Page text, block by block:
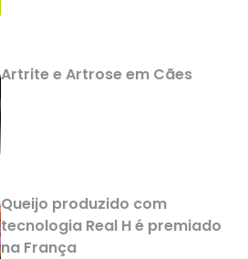
Artrite e Artrose em Cães
Queijo produzido com
tecnologia Real H é premiado
na França